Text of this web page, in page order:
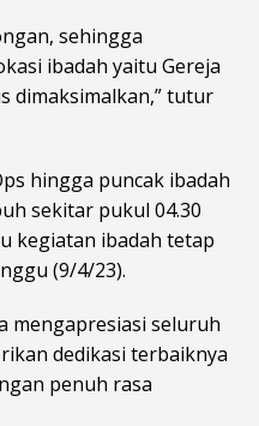
sehingga
ibadah yaitu Gereja
dimaksimalkan,” tutur
hingga puncak ibadah
sekitar pukul 04.30
kegiatan ibadah tetap
(9/4/23).
mengapresiasi seluruh
dedikasi terbaiknya
penuh rasa